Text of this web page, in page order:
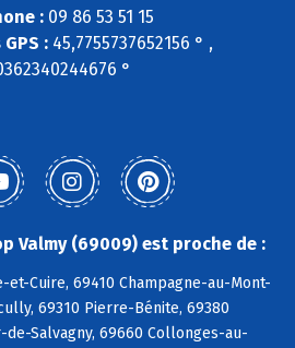
: 09 86 53 51 15
:45,7755737652156 ° ,
°
Valmy (69009) est proche de :
et-Cuire, 69410 Champagne-au-Mont-
69310 Pierre-Bénite, 69380
de-Salvagny, 69660 Collonges-au-